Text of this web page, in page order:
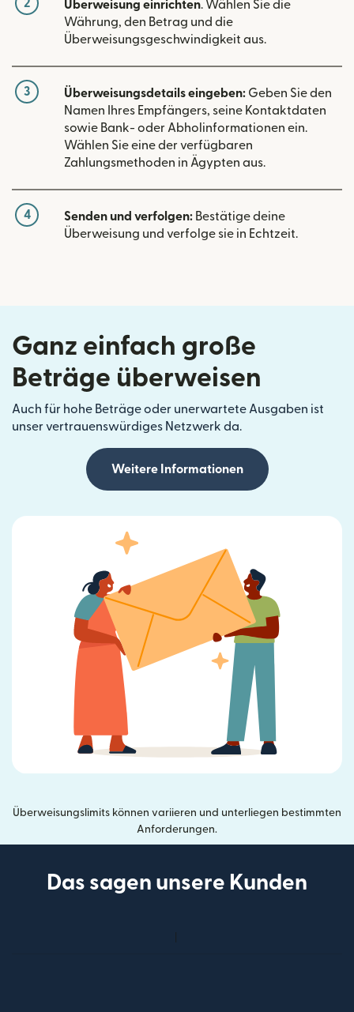
2 Überweisung einrichten. Wählen Sie die
Währung, den Betrag und die
Überweisungsgeschwindigkeit aus.
3 Überweisungsdetails eingeben: Geben Sie den
Namen Ihres Empfängers, seine Kontaktdaten
sowie Bank- oder Abholinformationen ein.
Wählen Sie eine der verfügbaren
Zahlungsmethoden in Ägypten aus.
4 Senden und verfolgen: Bestätige deine
Überweisung und verfolge sie in Echtzeit.
Ganz einfach große
Beträge überweisen
Auch für hohe Beträge oder unerwartete Ausgaben ist
unser vertrauenswürdiges Netzwerk da.
Weitere Informationen
Überweisungslimits können variieren und unterliegen bestimmten
Anforderungen.
Das sagen unsere Kunden